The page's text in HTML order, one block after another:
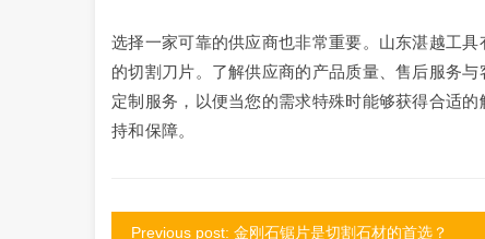
选择一家可靠的供应商也非常重要。山东湛越工
的切割刀片。了解供应商的产品质量、售后服务
定制服务，以便当您的需求特殊时能够获得合适
持和保障。
Previous post: 金刚石锯片是切割石材的首选？